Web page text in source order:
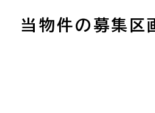
当物件の募集区